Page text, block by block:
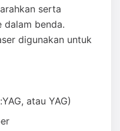
serta
dalam benda.
digunakan untuk
atau YAG)